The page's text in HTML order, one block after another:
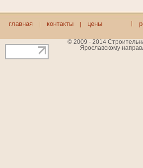
главная контакты цены
© 2009 - 2014
Ярославскому